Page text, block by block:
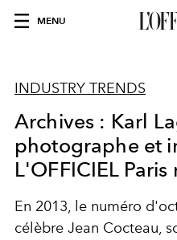
MENU
INDUSTRY TRENDS
Archives : Karl
photographe et
L'OFFICIEL Paris
En 2013, le numéro
célèbre Jean Cocteau,